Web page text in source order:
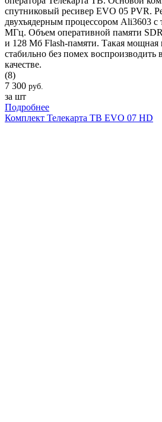
спутниковый ресивер EVO 05 PVR.
двухъядерным процессором Ali3603 с
МГц. Объем оперативной памяти
и 128 Мб Flash-памяти. Такая мощная
стабильно без помех воспроизводить
качестве.
(8)
7 300 руб.
за шт
Подробнее
Комплект Телекарта ТВ EVO 07 HD